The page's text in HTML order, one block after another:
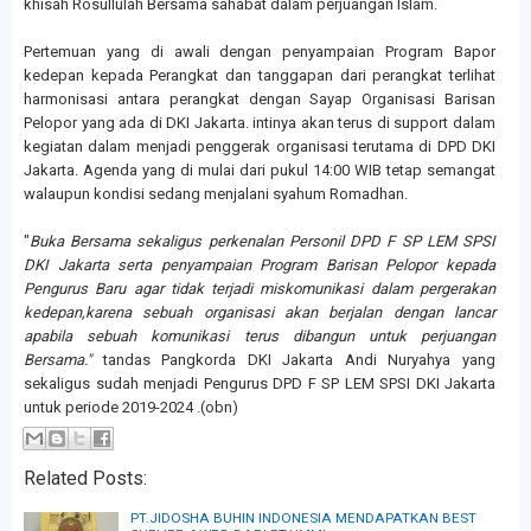
khisah Rosullulah Bersama sahabat dalam perjuangan Islam.
Pertemuan yang di awali dengan penyampaian Program Bapor
kedepan kepada Perangkat dan tanggapan dari perangkat terlihat
harmonisasi antara perangkat dengan Sayap Organisasi Barisan
Pelopor yang ada di DKI Jakarta. intinya akan terus di support dalam
kegiatan dalam menjadi penggerak organisasi terutama di DPD DKI
Jakarta. Agenda yang di mulai dari pukul 14:00 WIB tetap semangat
walaupun kondisi sedang menjalani syahum Romadhan.
"Buka Bersama sekaligus perkenalan Personil DPD F SP LEM SPSI
DKI Jakarta serta penyampaian Program Barisan Pelopor kepada
Pengurus Baru agar tidak terjadi miskomunikasi dalam pergerakan
kedepan,karena sebuah organisasi akan berjalan dengan lancar
apabila sebuah komunikasi terus dibangun untuk perjuangan
Bersama."tandas Pangkorda DKI Jakarta Andi Nuryahya yang
sekaligus sudah menjadi Pengurus DPD F SP LEM SPSI DKI Jakarta
untuk periode 2019-2024 .(obn)
Related Posts:
PT.JIDOSHA BUHIN INDONESIA MENDAPATKAN BEST